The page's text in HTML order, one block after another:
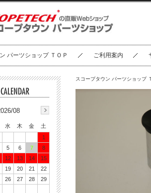
パーツショップ ＴＯＰ ご利用案内
スコープタウン パーツショップ
08
水 木 金
土
1
5 6 7
8
12 13 14
15
19 20 21
22
26 27 28
29